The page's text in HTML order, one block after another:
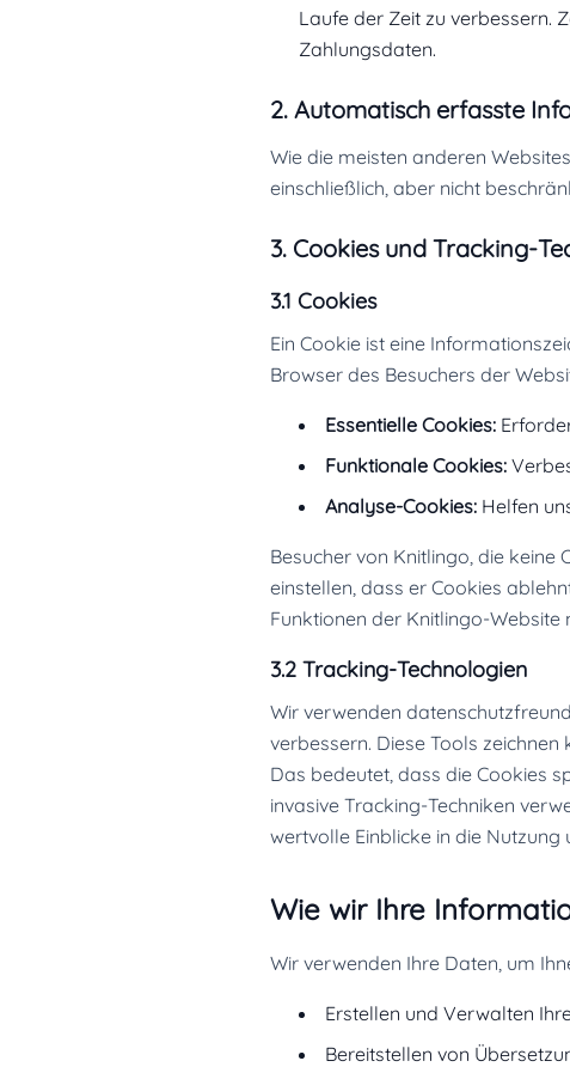
Laufe der Zeit zu verbessern.
Zahlungsdaten.
2. Automatisch erfasste
Wie die meisten anderen
einschließlich, aber nicht
3. Cookies und Tracking-
3.1 Cookies
Ein Cookie ist eine
Browser des Besuchers der
Essentielle Cookies:
Funktionale Cookies:
Analyse-Cookies:Helfen
Besucher von Knitlingo, die
einstellen, dass er Cookies
Funktionen der Knitlingo-
3.2 Tracking-Technologien
Wir verwenden
verbessern. Diese Tools
Das bedeutet, dass die Cookies
invasive Tracking-Techniken
wertvolle Einblicke in die Nutzung
Wie wir Ihre
Wir verwenden Ihre Daten, um
Erstellen und Verwalten
Bereitstellen von